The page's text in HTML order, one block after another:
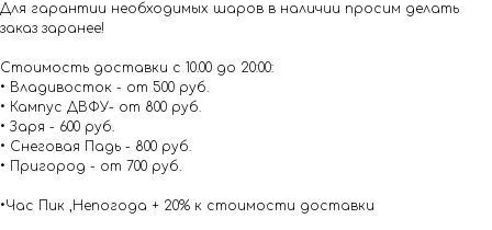
Для гарантии необходимых шаров в наличии просим делать
заказ заранее!
Стоимость доставки с 10.00 до 20:00:
• Владивосток - от 500 руб.
• Кампус ДВФУ- от 800 руб.
• Заря - 600 руб.
• Снеговая Падь - 800 руб.
• Пригород - от 700 руб.
•Час Пик ,Непогода + 20% к стоимости доставки